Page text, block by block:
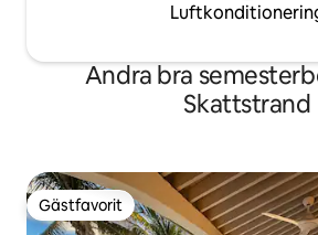
Andra bra
Skattstrand
Gästfavorit
Gästfavorit